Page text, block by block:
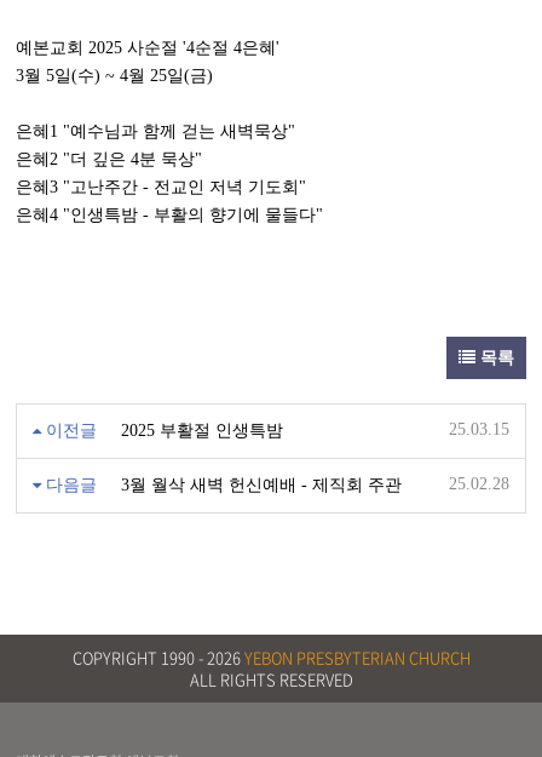
예본교회 2025 사순절 '4순절 4은혜'
3월 5일(수) ~ 4월 25일(금)
은혜1 "예수님과 함께 걷는 새벽묵상"
은혜2 "더 깊은 4분 묵상"
은혜3 "고난주간 - 전교인 저녁 기도회"
은혜4 "인생특밤 - 부활의 향기에 물들다"
목록
이전글 2025 부활절 인생특밤 25.03.15
다음글 3월 월삭 새벽 헌신예배 - 제직회 주관 25.02.28
COPYRIGHT 1990 -2026YEBON PRESBYTERIAN CHURCH
ALL RIGHTS RESERVED